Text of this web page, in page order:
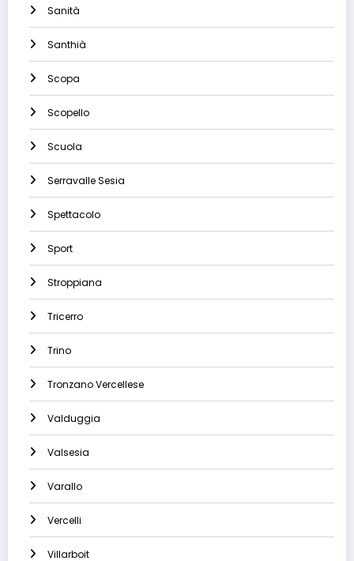
Sanità
Santhià
Scopa
Scopello
Scuola
Serravalle Sesia
Spettacolo
Sport
Stroppiana
Tricerro
Trino
Tronzano Vercellese
Valduggia
Valsesia
Varallo
Vercelli
Villarboit